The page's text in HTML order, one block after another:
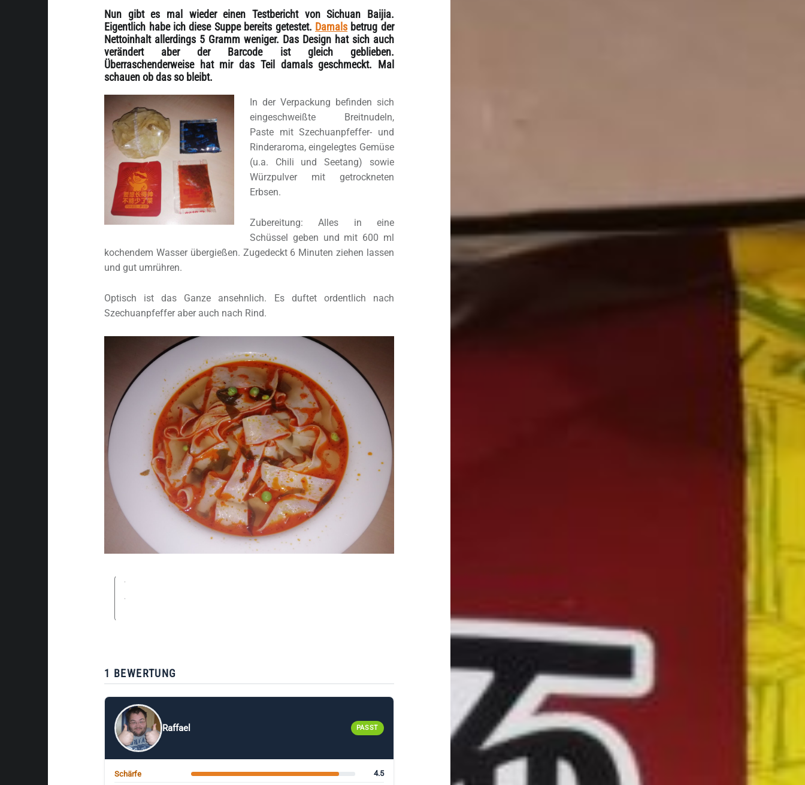
Nun gibt es mal wieder einen Testbericht von Sichuan Baijia.
Eigentlich habe ich diese Suppe bereits getestet. Damals betrug der
Nettoinhalt allerdings 5 Gramm weniger. Das Design hat sich auch
verändert aber der Barcode ist gleich geblieben.
Überraschenderweise hat mir das Teil damals geschmeckt. Mal
schauen ob das so bleibt.
In der Verpackung befinden sich
eingeschweißte Breitnudeln,
Paste mit Szechuanpfeffer- und
Rinderaroma, eingelegtes Gemüse
(u.a. Chili und Seetang) sowie
Würzpulver mit getrockneten
Erbsen.
Zubereitung: Alles in eine
Schüssel geben und mit 600 ml
kochendem Wasser übergießen. Zugedeckt 6 Minuten ziehen lassen
und gut umrühren.
Optisch ist das Ganze ansehnlich. Es duftet ordentlich nach
Szechuanpfeffer aber auch nach Rind.
1 BEWERTUNG
Raffael PASST
Schärfe
4.5